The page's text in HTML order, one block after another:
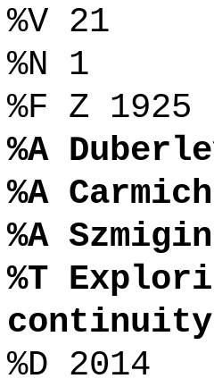
%V 21
%N 1
%F Z 1925
%A
%A
%A
%T
%D 2014